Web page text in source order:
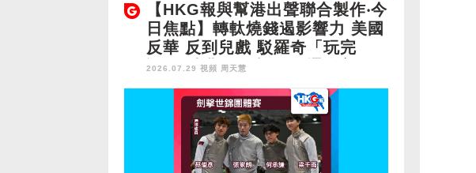
【HKG報與幫港出聲聯合製作‧今
日焦點】轉軚燒錢遏影響力 美國
反華 反到兒戲 駁羅奇「玩完
論」 香港唔靠中國 唔通靠美
國？
2026.07.29 視頻 周天慧